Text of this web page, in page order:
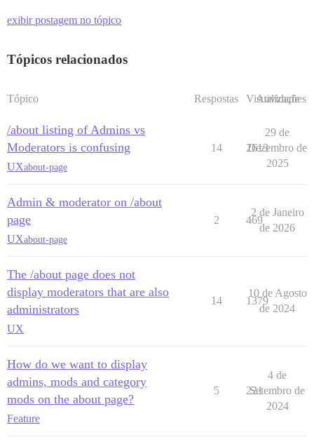
exibir postagem no tópico
Tópicos relacionados
Tópico Respostas Visualizações
Atividade
/about listing of Admins vs
Moderators is confusing
UXabout-page
14 2613
29 de
Dezembro de
2025
Admin & moderator on /about
page
UXabout-page
2 469
2 de Janeiro
de 2026
The /about page does not
display moderators that are also
administrators
UX
14 1379
10 de Agosto
de 2024
How do we want to display
admins, mods and category
mods on the about page?
Feature
5 221
4 de
Setembro de
2024